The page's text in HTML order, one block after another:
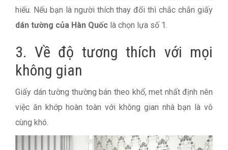
hiếu. Nếu bạn là người thích thay đổi thì chắc chắn giấy
dán tường của Hàn Quốc là chọn lựa số 1.
3. Về độ tương thích với mọi
không gian
Giấy dán tường thường bán theo khổ, met nhất định nên
việc ăn khớp hoàn toàn với không gian nhà bạn là vô
cùng khó.